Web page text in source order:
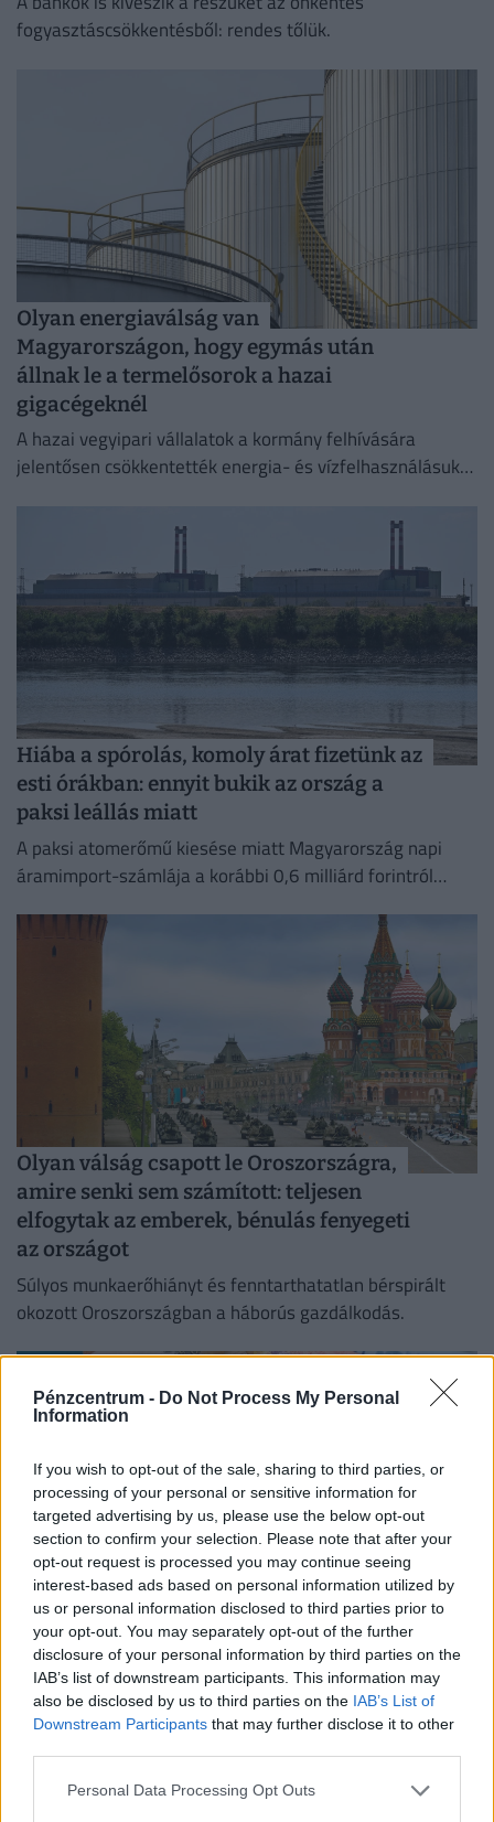
Pénzcentrum - Do Not Process My Personal
Information
If you wish to opt-out of the sale, sharing to third parties, or
processing of your personal or sensitive information for
targeted advertising by us, please use the below opt-out
section to confirm your selection. Please note that after your
opt-out request is processed you may continue seeing
interest-based ads based on personal information utilized by
us or personal information disclosed to third parties prior to
your opt-out. You may separately opt-out of the further
disclosure of your personal information by third parties on the
IAB’s list of downstream participants. This information may
also be disclosed by us to third parties on the IAB’s List of
Downstream Participants that may further disclose it to other
Personal Data Processing Opt Outs
fogyasztáscsökkentésből: rendes tőlük.
Olyan energiaválság van
Magyarországon, hogy egymás után
állnak le a termelősorok a hazai
gigacégeknél
A hazai vegyipari vállalatok a kormány felhívására
jelentősen csökkentették energia- és vízfelhasználásukat
Hiába a spórolás, komoly árat fizetünk az
esti órákban: ennyit bukik az ország a
paksi leállás miatt
A paksi atomerőmű kiesése miatt Magyarország napi
áramimport-számlája a korábbi 0,6 milliárd forintról
Olyan válság csapott le Oroszországra,
amire senki sem számított: teljesen
elfogytak az emberek, bénulás fenyegeti
az országot
Súlyos munkaerőhiányt és fenntarthatatlan bérspirált
okozott Oroszországban a háborús gazdálkodás.
Örülhetnek a magyar vásárlók:
történelmi mélyponton a drágulás, de
csak most jön a hidegzuhany?
Bár az év második felében enyhe drágulás várható, a
holnap megjelenő hivatalos adatok nagy eséllyel